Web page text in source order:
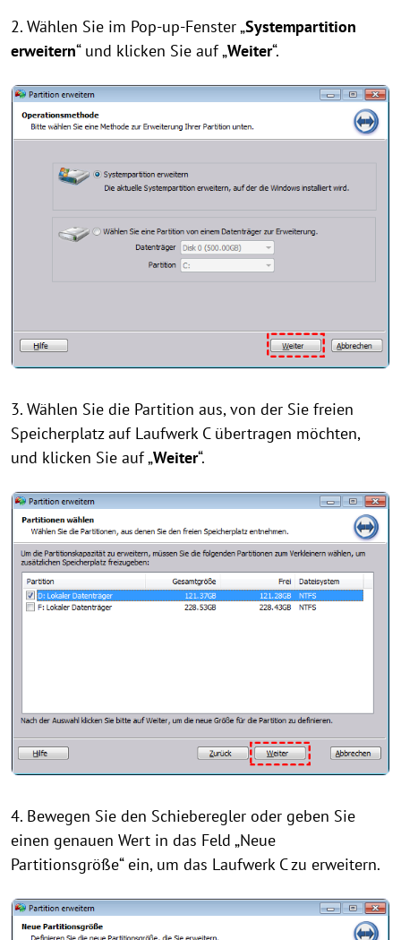
2. Wählen Sie im Pop-up-Fenster „Systempartition
erweitern“ und klicken Sie auf „Weiter“.
3. Wählen Sie die Partition aus, von der Sie freien
Speicherplatz auf Laufwerk C übertragen möchten,
und klicken Sie auf „Weiter“.
4. Bewegen Sie den Schieberegler oder geben Sie
einen genauen Wert in das Feld „Neue
Partitionsgröße“ ein, um das Laufwerk C zu erweitern.